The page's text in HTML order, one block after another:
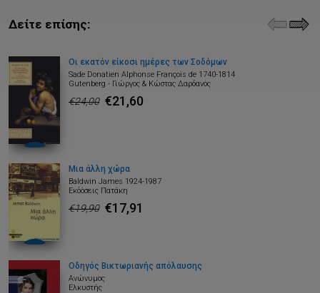
Δείτε επίσης:
Οι εκατόν είκοσι ημέρες των Σοδόμων
Sade Donatien Alphonse François de 1740-1814
Gutenberg - Γιώργος & Κώστας Δαρδανός
€24,00 €21,60
Μια άλλη χώρα
Baldwin James 1924-1987
Εκδόσεις Πατάκη
€19,90 €17,91
Οδηγός Βικτωριανής απόλαυσης
Ανώνυμος
Ελκυστής